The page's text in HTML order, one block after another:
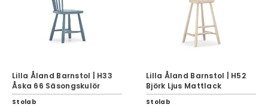
Lilla Åland Barnstol | H33
Åska 66 Säsongskulör
Stolab
Lilla Åland Barnstol | H52
Björk Ljus Mattlack
Stolab